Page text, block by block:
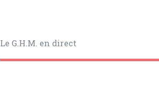
Le G.H.M. en direct